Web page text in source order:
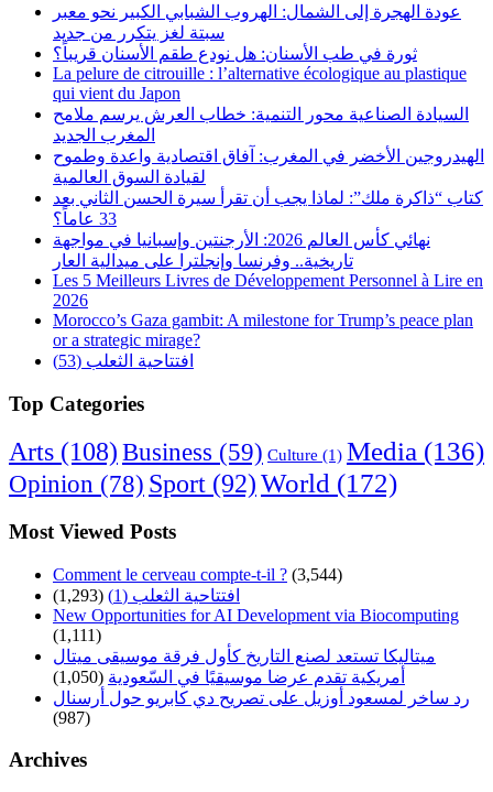
عودة الهجرة إلى الشمال: الهروب الشبابي الكبير نحو معبر
سبتة لغز يتكرر من جديد
ثورة في طب الأسنان: هل نودع طقم الأسنان قريباً؟
La pelure de citrouille : l’alternative écologique au plastique
qui vient du Japon
السيادة الصناعية محور التنمية: خطاب العرش يرسم ملامح
المغرب الجديد
الهيدروجين الأخضر في المغرب: آفاق اقتصادية واعدة وطموح
لقيادة السوق العالمية
كتاب “ذاكرة ملك”: لماذا يجب أن تقرأ سيرة الحسن الثاني بعد
33 عاماً؟
نهائي كأس العالم 2026: الأرجنتين وإسبانيا في مواجهة
تاريخية.. وفرنسا وإنجلترا على ميدالية العار
Les 5 Meilleurs Livres de Développement Personnel à Lire en
2026
Morocco’s Gaza gambit: A milestone for Trump’s peace plan
or a strategic mirage?
افتتاحية الثعلب (53)
Top Categories
Arts (108) Business (59) Culture (1) Media (136)
Opinion (78) Sport (92)World (172)
Most Viewed Posts
Comment le cerveau compte-t-il ? (3,544)
افتتاحية الثعلب (1)
(1,293)
New Opportunities for AI Development via Biocomputing
(1,111)
ميتاليكا تستعد لصنع التاريخ كأول فرقة موسيقى ميتال
أمريكية تقدم عرضا موسيقيًا في السّعودية (1,050)
رد ساخر لمسعود أوزيل على تصريح دي كابريو حول أرسنال
(987)
Archives